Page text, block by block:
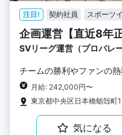
注目! 契約社員 スポーツ
企画運営【直近8年
SVリーグ運営（プロバレー
チームの勝利やファンの
月給: 242,000円〜
東京都中央区日本橋蛎殻
気になる